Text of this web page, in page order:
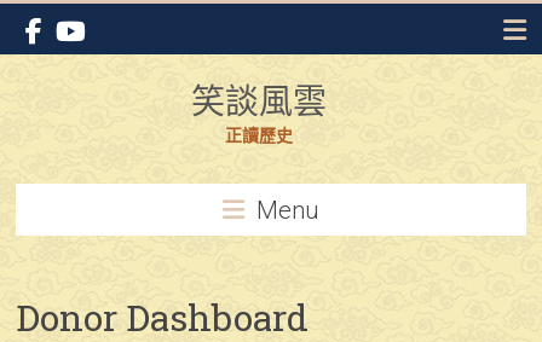
Skip
content
笑談風雲
正讀歷史
Menu
Donor Dashboard